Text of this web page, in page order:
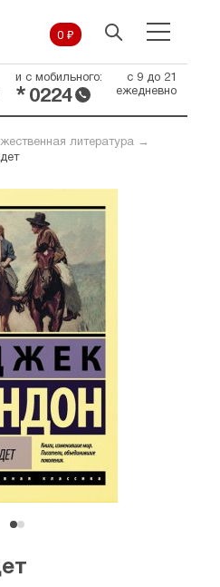
0 ₽
и с мобильного:
* 0224
с 9 до 21
ежедневно
литература→